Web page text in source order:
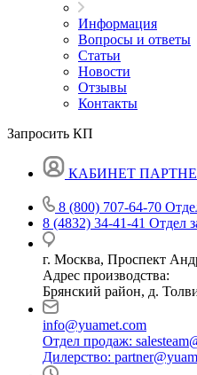
Информация
Вопросы и ответы
Статьи
Новости
Отзывы
Контакты
Запросить КП
КАБИНЕТ
8 (800) 707-64-70
8 (4832) 34-41-41 Отдел
г. Москва, Проспект
Адрес производства:
Брянский район, д.
info@yuamet.com
Отдел продаж:
Дилерство: